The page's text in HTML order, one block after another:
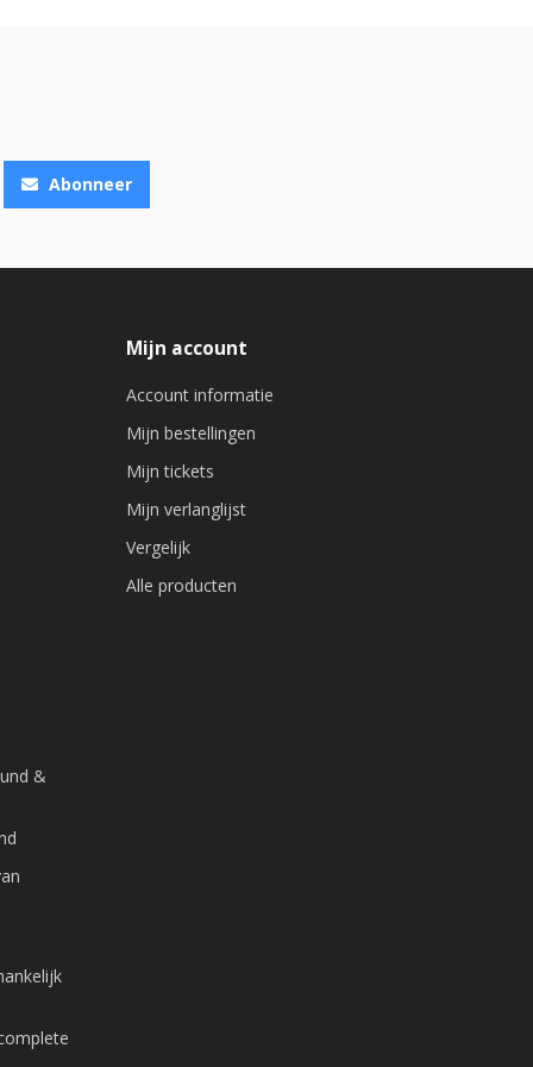
Abonneer
&
Mijn account
Account informatie
Mijn bestellingen
Mijn tickets
Mijn verlanglijst
Vergelijk
Alle producten